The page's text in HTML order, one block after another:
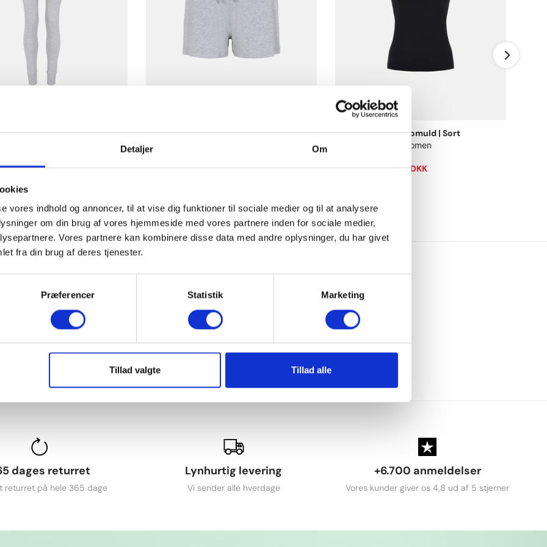
Detaljer Om
vores indhold og annoncer, til at vise dig funktioner til sociale medier og til at analysere
om din brug af vores hjemmeside med vores partnere inden for sociale medier,
Vores partnere kan kombinere disse data med andre oplysninger, du har givet
fra din brug af deres tjenester.
Præferencer Statistik Marketing
Tillad valgte Tillad alle
plads til bambusskoven.
| Grå
150,00 DKK
Shorts | Bambusviskose | Grå
JBS of Denmark Women
200,00 DKK 140,00 DKK
Stroptop | GOTS bomuld | Sort
JBS of Denmark Women
150,00 DKK 75,00 DKK
dages returret
returret på hele 365 dage
Lynhurtig levering
Vi sender alle hverdage
+6.700 anmeldelser
Vores kunder giver os 4,8 ud af 5 stjerner